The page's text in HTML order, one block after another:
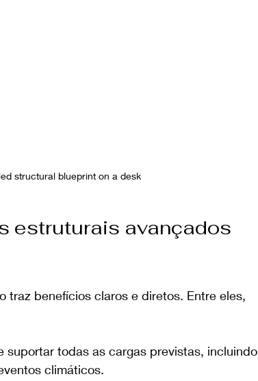
structural blueprint on a desk
estruturais avançados
traz benefícios claros e diretos. Entre eles,
suportar todas as cargas previstas, incluindo
climáticos.